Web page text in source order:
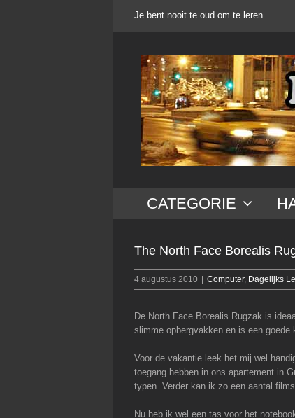
Je bent nooit te oud om te leren.
CATEGORIE
The North Face Borealis
4 augustus 2010 Computer, Dagelijks
De North Face Borealis Rugzak is
slimme opbergvakken en is een goede
Voor de vakantie leek het mij wel
toegang hebben in ons apartement in
typen. Verder kan ik zo een aantal
Nu heb ik wel een tas voor het